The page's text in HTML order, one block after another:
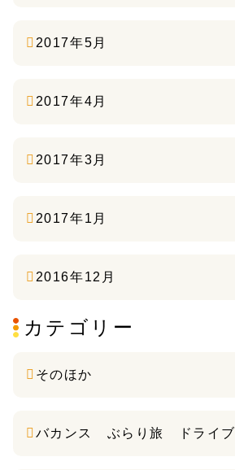
2017年5月
2017年4月
2017年3月
2017年1月
2016年12月
カテゴリー
そのほか
バカンス ぶらり旅 ドライブ